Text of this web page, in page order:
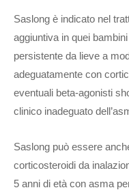
Saslong è indicato nel
aggiuntiva in quei
persistente da lieve a
adeguatamente con
eventuali beta-agonisti
clinico inadeguato
Saslong può essere
corticosteroidi da
5 anni di età con asma